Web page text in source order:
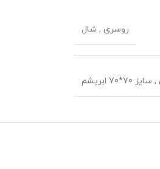
روسری , شال
, سایز 70*70 ابریشم